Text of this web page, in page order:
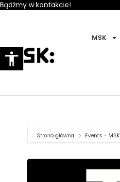
Bądźmy w kontakcie!
MSK
Strona główna Events - MSK